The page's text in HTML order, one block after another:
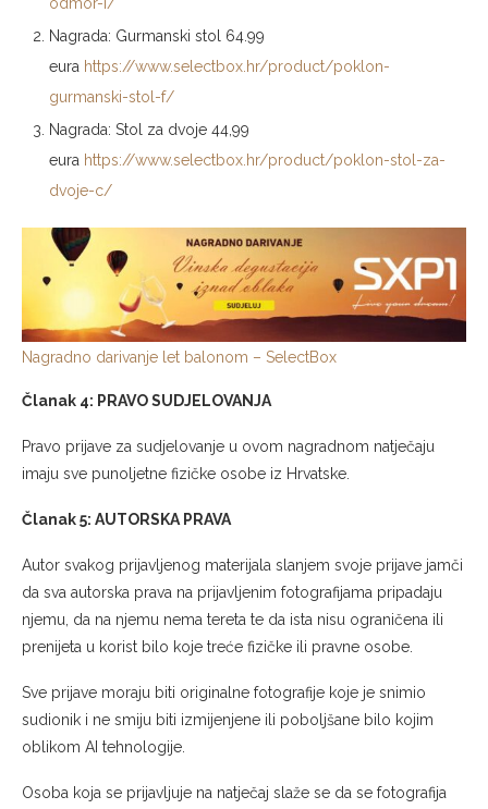
Nagrada: Gurmanski stol 64.99
eura https://www.selectbox.hr/product/poklon-
gurmanski-stol-f/
Nagrada: Stol za dvoje 44,99
eura https://www.selectbox.hr/product/poklon-stol-za-
dvoje-c/
Nagradno darivanje let balonom – SelectBox
Članak 4: PRAVO SUDJELOVANJA
Pravo prijave za sudjelovanje u ovom nagradnom natječaju
imaju sve punoljetne fizičke osobe iz Hrvatske.
Članak 5: AUTORSKA PRAVA
Autor svakog prijavljenog materijala slanjem svoje prijave jamči
da sva autorska prava na prijavljenim fotografijama pripadaju
njemu, da na njemu nema tereta te da ista nisu ograničena ili
prenijeta u korist bilo koje treće fizičke ili pravne osobe.
Sve prijave moraju biti originalne fotografije koje je snimio
sudionik i ne smiju biti izmijenjene ili poboljšane bilo kojim
oblikom AI tehnologije.
Osoba koja se prijavljuje na natječaj slaže se da se fotografija